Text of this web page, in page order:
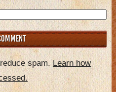
spam.Learn how